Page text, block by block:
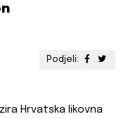
Podjeli:
Hrvatska likovna